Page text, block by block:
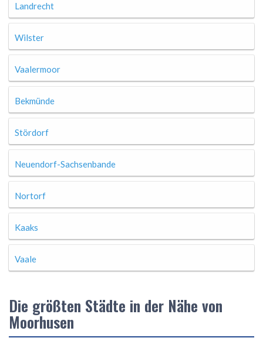
Landrecht
Wilster
Vaalermoor
Bekmünde
Stördorf
Neuendorf-Sachsenbande
Nortorf
Kaaks
Vaale
Die größten Städte in der Nähe von
Moorhusen